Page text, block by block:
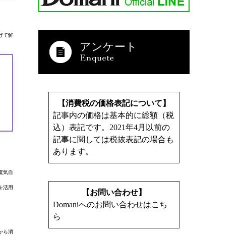
て解
気自
活用
ら消
アンケート
【消費税の価格表記について】
記事内の価格は基本的に総額（税
込）表記です。2021年4月以前の
記事に関しては税抜表記の場合も
あります。
【お問い合わせ】
Domaniへのお問い合わせはこち
ら